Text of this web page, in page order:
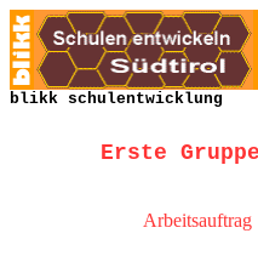
blikk schulentwicklung
Erste
Arbeitsauftrag